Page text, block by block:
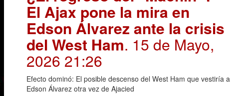
El Ajax pone la mira en
Edson Álvarez ante la crisis
del West Ham. 15 de Mayo,
2026 21:26
Efecto dominó: El posible descenso del West Ham que vestiría a
Edson Álvarez otra vez de Ajacied